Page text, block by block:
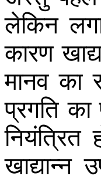
लेकिन
कारण
मानव का
प्रगति का
नियंत्रित
खाद्यान्न